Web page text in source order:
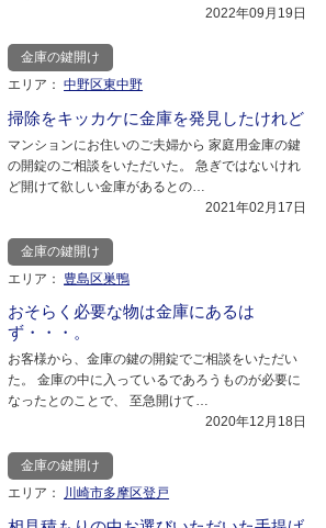
2022年09月19日
金庫の鍵開け
エリア： 中野区東中野
掃除をキッカケに金庫を発見したけれど
マンションにお住いのご夫婦から 家庭用金庫の鍵
の開錠のご相談をいただいた。 急ぎではないけれ
ど開けて欲しい金庫があるとの…
2021年02月17日
金庫の鍵開け
エリア：
豊島区巣鴨
おそらく必要な物は金庫にあるは
ず・・・。
お客様から、金庫の鍵の開錠でご相談をいただい
た。 金庫の中に入っているであろうものが必要に
なったとのことで、 至急開けて…
2020年12月18日
金庫の鍵開け
エリア：
川崎市多摩区登戸